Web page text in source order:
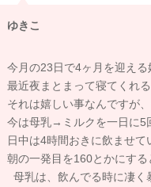
ゆきこ
今月の23日で4ヶ月を迎える
最近夜まとまって寝てくれ
それは嬉しい事なんですが
今は母乳→ミルクを一日に5
日中は4時間おきに飲ませて
朝の一発目を160とかにす
母乳は、飲んでる時に凄く